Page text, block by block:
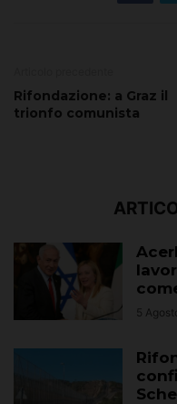
Rifondazione: a Graz il
trionfo comunista
5